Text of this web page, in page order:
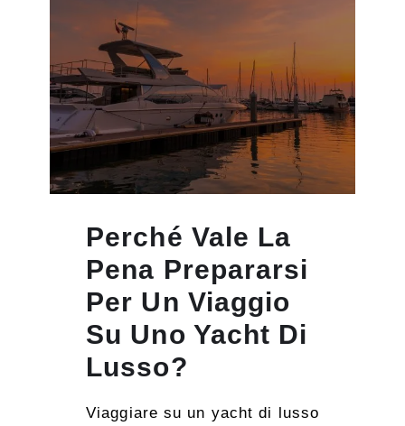
Perché Vale La
Pena Prepararsi
Per Un Viaggio
Su Uno Yacht Di
Lusso?
Viaggiare su un yacht di lusso